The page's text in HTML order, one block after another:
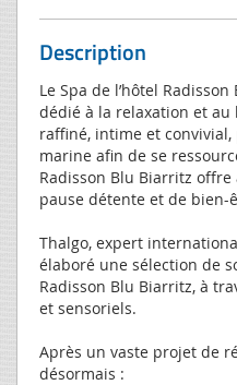
Description
Le Spa de l’hôtel
dédié à la relaxation et
raffiné, intime et convivial,
marine afin de se
Radisson Blu Biarritz
pause détente et de bien-
Thalgo, expert
élaboré une sélection de
Radisson Blu Biarritz, à
et sensoriels.
Après un vaste projet de
désormais :